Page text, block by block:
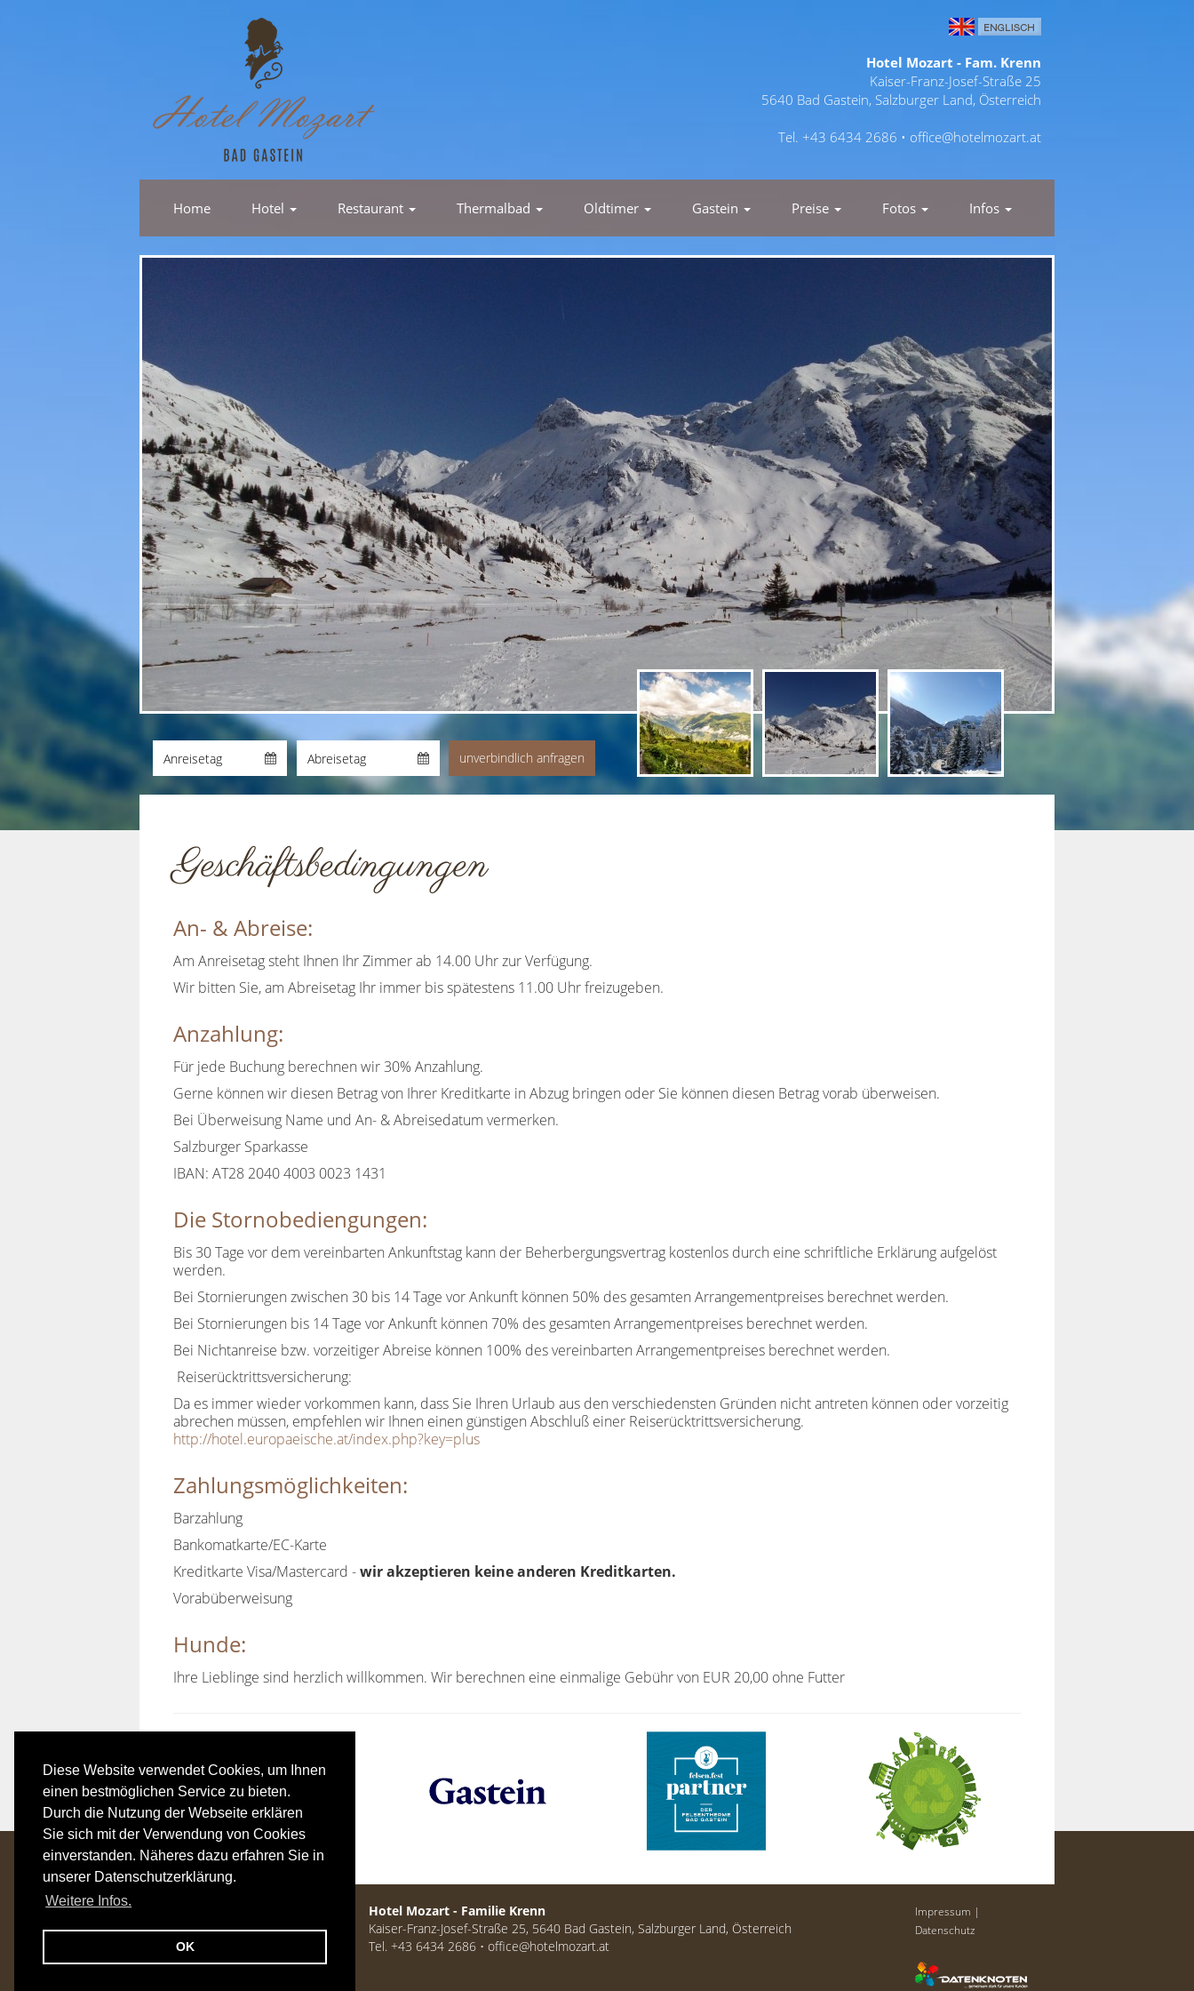
Diese Website verwendet Cookies, um Ihnen
einen bestmöglichen Service zu bieten.
Durch die Nutzung der Webseite erklären
Sie sich mit der Verwendung von Cookies
einverstanden. Näheres dazu erfahren Sie in
unserer Datenschutzerklärung.
Weitere Infos.
OK
Hotel Mozart - Fam. Krenn
Kaiser-Franz-Josef-Straße 25
5640 Bad Gastein, Salzburger Land, Österreich
Tel. +43 6434 2686 • office@hotelmozart.at
Home Hotel Restaurant Thermalbad Oldtimer Gastein Preise Fotos Infos
Geschäftsbedingungen
An- & Abreise:
Am Anreisetag steht Ihnen Ihr Zimmer ab 14.00 Uhr zur Verfügung.
Wir bitten Sie, am Abreisetag Ihr immer bis spätestens 11.00 Uhr freizugeben.
Anzahlung:
Für jede Buchung berechnen wir 30% Anzahlung.
Gerne können wir diesen Betrag von Ihrer Kreditkarte in Abzug bringen oder Sie können diesen Betrag vorab überweisen.
Bei Überweisung Name und An- & Abreisedatum vermerken.
Salzburger Sparkasse
IBAN: AT28 2040 4003 0023 1431
Die Stornobediengungen:
Bis 30 Tage vor dem vereinbarten Ankunftstag kann der Beherbergungsvertrag kostenlos durch eine schriftliche Erklärung aufgelöst
werden.
Bei Stornierungen zwischen 30 bis 14 Tage vor Ankunft können 50% des gesamten Arrangementpreises berechnet werden.
Bei Stornierungen bis 14 Tage vor Ankunft können 70% des gesamten Arrangementpreises berechnet werden.
Bei Nichtanreise bzw. vorzeitiger Abreise können 100% des vereinbarten Arrangementpreises berechnet werden.
Reiserücktrittsversicherung:
Da es immer wieder vorkommen kann, dass Sie Ihren Urlaub aus den verschiedensten Gründen nicht antreten können oder vorzeitig
abrechen müssen, empfehlen wir Ihnen einen günstigen Abschluß einer Reiserücktrittsversicherung.
http://hotel.europaeische.at/index.php?key=plus
Zahlungsmöglichkeiten:
Barzahlung
Bankomatkarte/EC-Karte
Kreditkarte Visa/Mastercard -wir akzeptieren keine anderen Kreditkarten.
Vorabüberweisung
Hunde:
Ihre Lieblinge sind herzlich willkommen. Wir berechnen eine einmalige Gebühr von EUR 20,00 ohne Futter
Hotel Mozart - Familie Krenn
Kaiser-Franz-Josef-Straße 25, 5640 Bad Gastein, Salzburger Land, Österreich
Tel. +43 6434 2686 • office@hotelmozart.at
Impressum |
Datenschutz